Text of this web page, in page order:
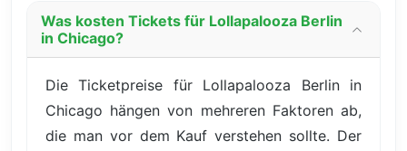
Was kosten Tickets für Lollapalooza Berlin
in Chicago?
Die Ticketpreise für Lollapalooza Berlin in
Chicago hängen von mehreren Faktoren ab,
die man vor dem Kauf verstehen sollte. Der